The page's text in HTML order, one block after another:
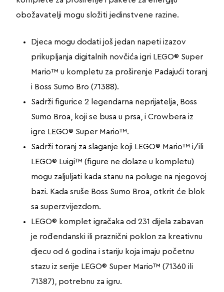
obožavatelji mogu složiti jedinstvene razine.
Djeca mogu dodati još jedan napeti izazov
prikupljanja digitalnih novčića igri LEGO® Super
Mario™ u kompletu za proširenje Padajući toranj
i Boss Sumo Bro (71388).
Sadrži figurice 2 legendarna neprijatelja, Boss
Sumo Broa, koji se busa u prsa, i Crowbera iz
igre LEGO® Super Mario™.
Sadrži toranj za slaganje koji LEGO® Mario™ i/ili
LEGO® Luigi™ (figure ne dolaze u kompletu)
mogu zaljuljati kada stanu na poluge na njegovoj
bazi. Kada sruše Boss Sumo Broa, otkrit će blok
sa superzvijezdom.
LEGO® komplet igračaka od 231 dijela zabavan
je rođendanski ili praznični poklon za kreativnu
djecu od 6 godina i stariju koja imaju početnu
stazu iz serije LEGO® Super Mario™ (71360 ili
71387), potrebnu za igru.